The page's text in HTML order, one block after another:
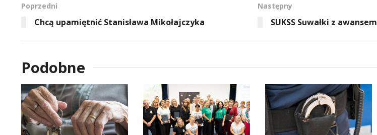
Poprzedni
Chcą upamiętnić Stanisława Mikołajczyka
Następny
SUKSS Suwałki z awansem
Podobne